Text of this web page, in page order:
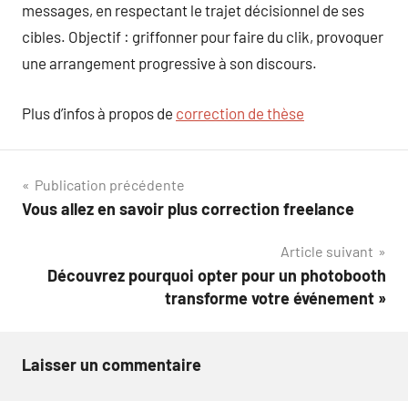
messages, en respectant le trajet décisionnel de ses
cibles. Objectif : griffonner pour faire du clik, provoquer
une arrangement progressive à son discours.
Plus d’infos à propos de correction de thèse
Navigation
de
Publication précédente
Vous allez en savoir plus correction freelance
Article suivant
Découvrez pourquoi opter pour un photobooth
transforme votre événement »
Laisser un commentaire